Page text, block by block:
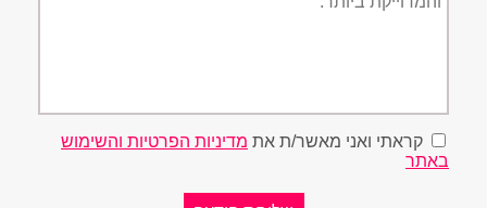
קראתי ואני מאשר/ת את מדיניות הפרטיות והשימוש
באתר